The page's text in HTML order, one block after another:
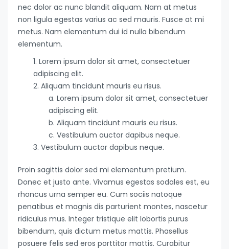
nec dolor ac nunc blandit aliquam. Nam at metus
non ligula egestas varius ac sed mauris. Fusce at mi
metus. Nam elementum dui id nulla bibendum
elementum.
Lorem ipsum dolor sit amet, consectetuer
adipiscing elit.
Aliquam tincidunt mauris eu risus.
Lorem ipsum dolor sit amet, consectetuer
adipiscing elit.
Aliquam tincidunt mauris eu risus.
Vestibulum auctor dapibus neque.
Vestibulum auctor dapibus neque.
Proin sagittis dolor sed mi elementum pretium.
Donec et justo ante. Vivamus egestas sodales est, eu
rhoncus urna semper eu. Cum sociis natoque
penatibus et magnis dis parturient montes, nascetur
ridiculus mus. Integer tristique elit lobortis purus
bibendum, quis dictum metus mattis. Phasellus
posuere felis sed eros porttitor mattis. Curabitur